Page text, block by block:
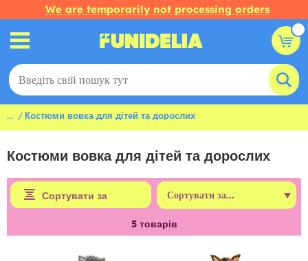
We are temporarily not processing orders
... Костюми вовка для дітей та дорослих
Костюми вовка для дітей та дорослих
Сортувати за
5товарів